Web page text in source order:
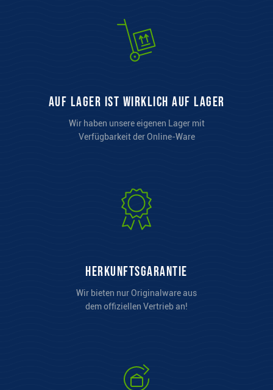
auf Lager ist wirklich auf Lager
Wir haben unsere eigenen Lager mit
Verfügbarkeit der Online-Ware
Herkunftsgarantie
Wir bieten nur Originalware aus
dem offiziellen Vertrieb an!